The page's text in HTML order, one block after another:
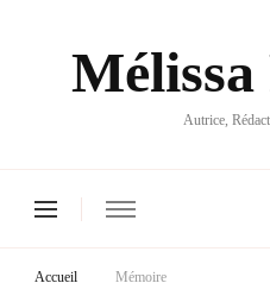
Autrice,
Accueil Mémoire